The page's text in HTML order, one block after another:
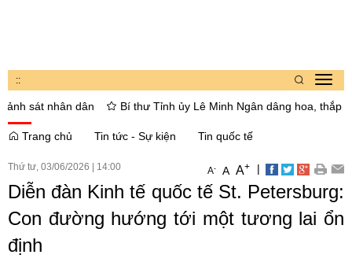
::
sát nhân dân Bí thư Tỉnh ủy Lê Minh Ngân dâng hoa, thắp
Trang chủ Tin tức - Sự kiện Tin quốc tế
Thứ tư, 03/06/2026 14:00 A- A A+ |
Diễn đàn Kinh tế quốc tế St. Petersburg:
Con đường hướng tới một tương lai ổn
định